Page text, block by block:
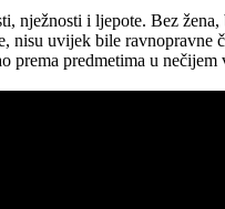
nježnosti i ljepote. Bez
uvijek bile
prema predmetima u